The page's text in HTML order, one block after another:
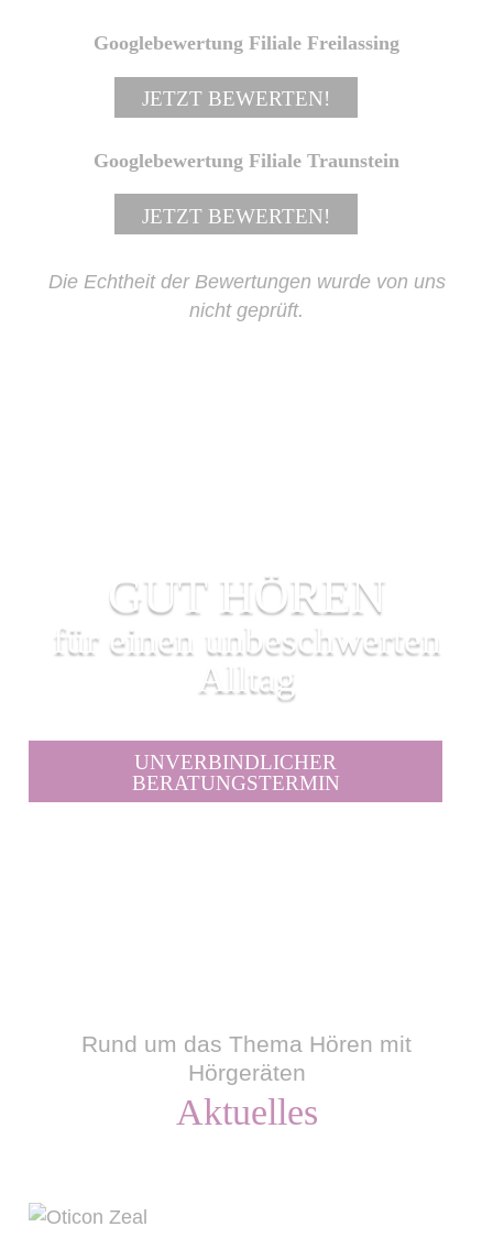
Googlebewertung Filiale Freilassing
JETZT BEWERTEN!
Googlebewertung Filiale Traunstein
JETZT BEWERTEN!
Die Echtheit der Bewertungen wurde von uns
nicht geprüft.
GUT HÖREN
für einen unbeschwerten
Alltag
UNVERBINDLICHER
BERATUNGSTERMIN
Rund um das Thema Hören mit
Hörgeräten
Aktuelles